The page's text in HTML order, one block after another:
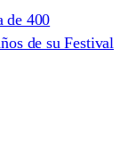
de 400
de su Festival